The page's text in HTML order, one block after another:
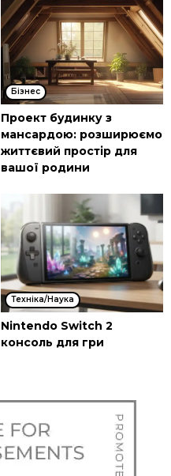
Бізнес
Проект будинку з
мансардою: розширюємо
життєвий простір для
вашої родини
Техніка/Наука
Nintendo Switch 2
консоль для гри